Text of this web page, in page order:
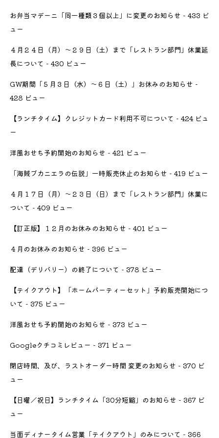
お弁当マデーニ「同一種類３個以上」に変更のお知らせ - 433 ビ
ュー
４月２４日（月）〜２９日（土）まで「レストラン部門」休業延
長について - 430 ビュー
GW期間「５月３日（水）〜６日（土）」お休みのお知らせ -
428 ビュー
【ランチタイム】クレジットカード利用不可について - 424 ビュ
ー
洋風おせち予約開始のお知らせ - 421 ビュー
「海賊ブカニエラの伝説」一時販売休止のお知らせ - 419 ビュー
４月１７日（月）〜２３日（日）まで「レストラン部門」休業に
ついて - 409 ビュー
【訂正版】１２月のお休みのお知らせ - 401 ビュー
４月のお休みのお知らせ - 396 ビュー
配達（デリバリー）の終了について - 378 ビュー
【テイクアウト】「ホームパーティーセット」予約販売開始につ
いて - 375 ビュー
洋風おせち予約開始のお知らせ - 373 ビュー
Googleクチコミレビュー - 371 ビュー
閉店時間、及び、ラストオーダー時間 変更のお知らせ - 370 ビ
ュー
【日曜／祝日】ランチタイム「30分短縮」のお知らせ - 367 ビ
ュー
当面ディナータイム営業「テイクアウト」のみについて - 366